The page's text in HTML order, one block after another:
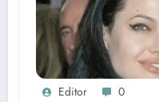
Editor 0